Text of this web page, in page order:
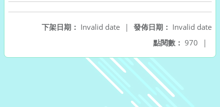
發佈日期： Invalid date
下架日期： Invalid date
|
點閱數： 970 |